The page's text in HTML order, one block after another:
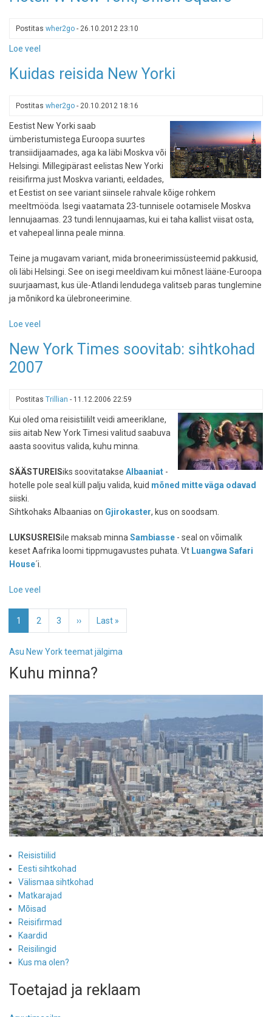
York
Postitas wher2go - 26.10.2012 23:10
Loe veel
W
York,
Square
Kuidas reisida New Yorki
Postitas wher2go - 20.10.2012 18:16
Eestist New Yorki saab
ümberistumistega Euroopa suurtes
transiidijaamades, aga ka läbi Moskva või
Helsingi. Millegipärast eelistas New Yorki
reisifirma just Moskva varianti, eeldades,
et Eestist on see variant siinsele rahvale kõige rohkem
meeltmööda. Isegi vaatamata 23-tunnisele ootamisele Moskva
lennujaamas. 23 tundi lennujaamas, kui ei taha kallist viisat osta,
et vahepeal linna peale minna.
Teine ja mugavam variant, mida broneerimissüsteemid pakkusid,
oli läbi Helsingi. See on isegi meeldivam kui mõnest lääne-Euroopa
suurjaamast, kus üle-Atlandi lendudega valitseb paras tunglemine
ja mõnikord ka ülebroneerimine.
Loe veel
reisida
New
New York Times soovitab: sihtkohad
2007
Postitas Trillian - 11.12.2006 22:59
Kui oled oma reisistiililt veidi ameeriklane,
siis aitab New York Timesi valitud saabuva
aasta soovitus valida, kuhu minna.
SÄÄSTUREISiks soovitatakse Albaaniat -
hotelle pole seal küll palju valida, kuid mõned mitte väga odavad
siiski.
Sihtkohaks Albaanias on Gjirokaster, kus on soodsam.
LUKSUSREISile maksab minna Sambiasse - seal on võimalik
keset Aafrika loomi tippmugavustes puhata. Vt Luangwa Safari
House´i.
Loe veel
York
sihtkohad
2007
Pagination
Eesolev
leht
1 Page
2 Page
3
Järgmine
leht
››
Viimane
leht
Last »
Asu New York teemat jälgima
Kuhu minna?
Reisistiilid
Eesti sihtkohad
Välismaa sihtkohad
Matkarajad
Mõisad
Reisifirmad
Kaardid
Reisilingid
Kus ma olen?
Toetajad ja reklaam